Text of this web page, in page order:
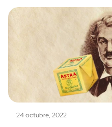
24 octubre, 2022